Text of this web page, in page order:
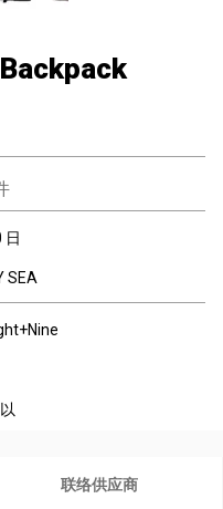
日
SEA
联络供应商